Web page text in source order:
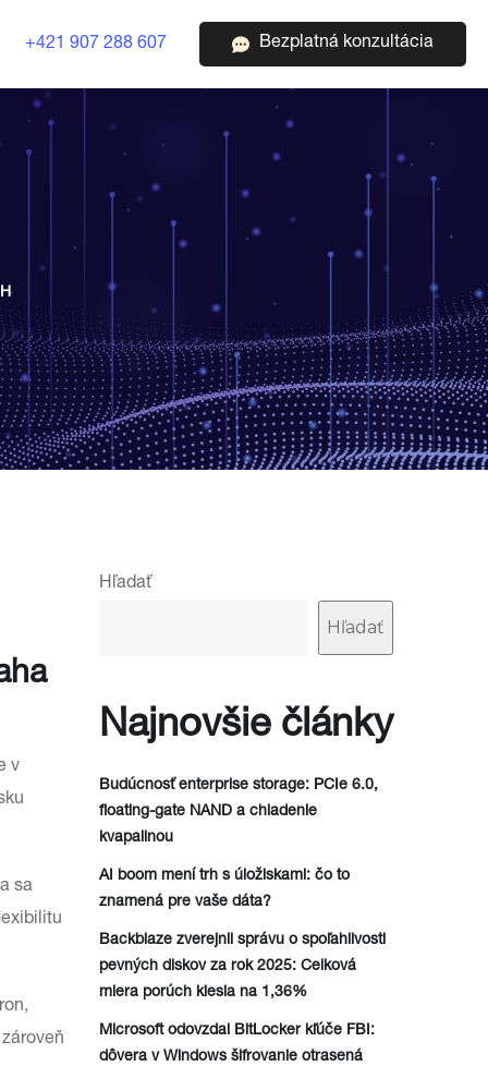
+421 907 288 607 Bezplatná konzultácia
v
sa
Hľadať
Hľadať
Najnovšie články
Budúcnosť enterprise storage: PCIe 6.0,
floating-gate NAND a chladenie
kvapalinou
AI boom mení trh s úložiskami: čo to
znamená pre vaše dáta?
Backblaze zverejnil správu o spoľahlivosti
pevných diskov za rok 2025: Celková
miera porúch klesla na 1,36%
Microsoft odovzdal BitLocker kľúče FBI:
dôvera v Windows šifrovanie otrasená